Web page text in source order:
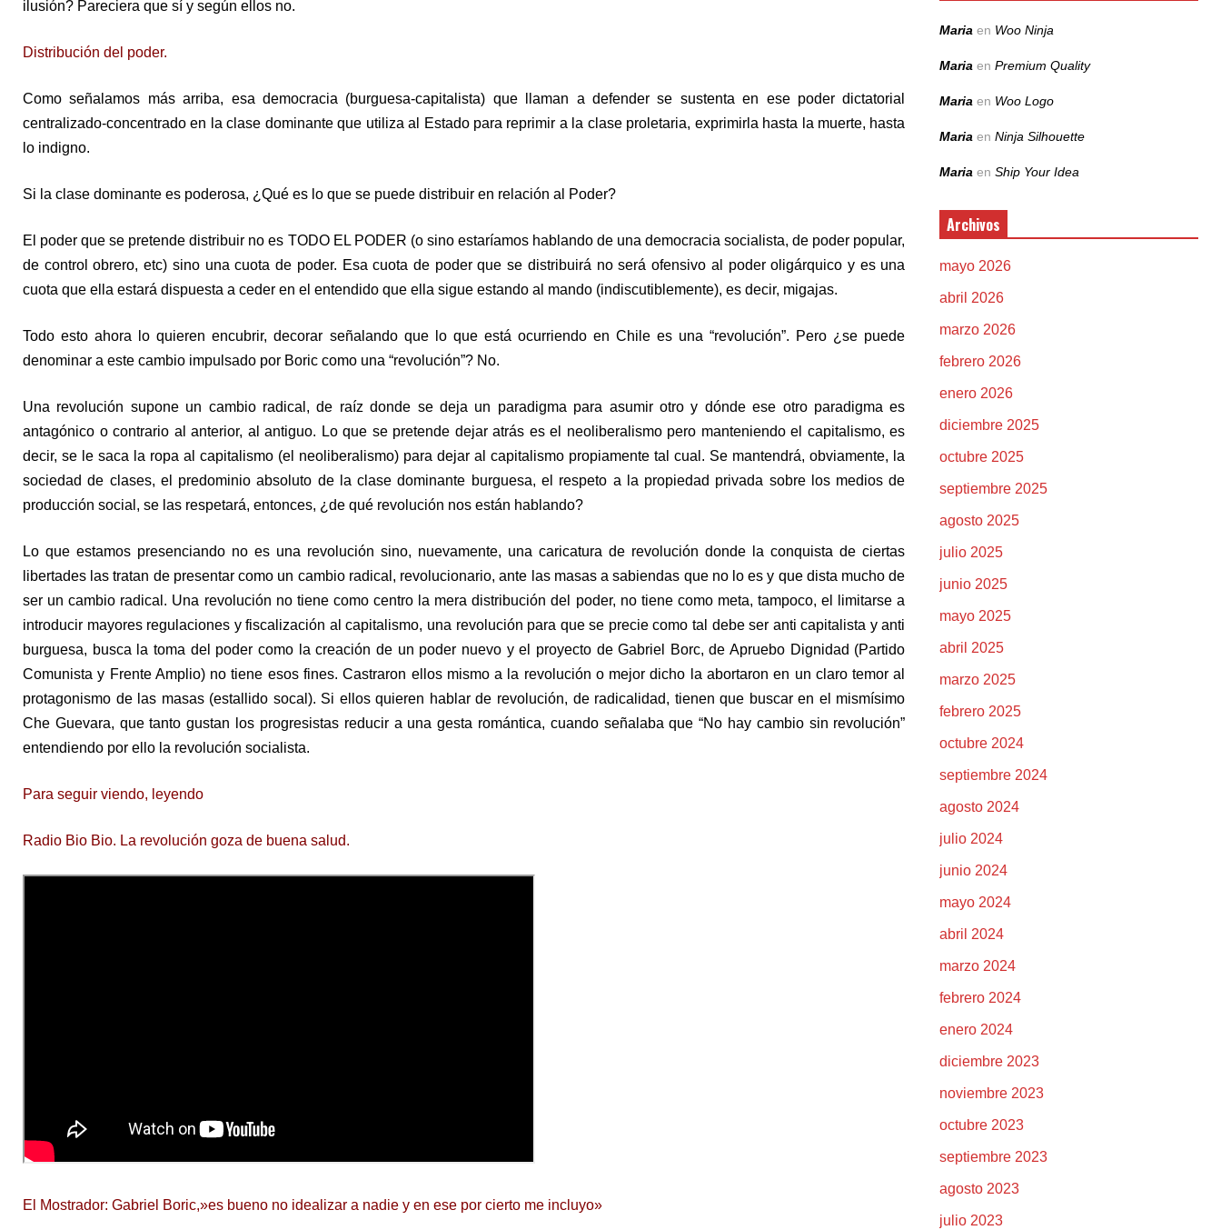
ilusión? Pareciera que sí y según ellos no.
Distribución del poder.
Como señalamos más arriba, esa democracia (burguesa-capitalista) que llaman a defender se sustenta en ese poder dictatorial
centralizado-concentrado en la clase dominante que utiliza al Estado para reprimir a la clase proletaria, exprimirla hasta la muerte, hasta
lo indigno.
Si la clase dominante es poderosa, ¿Qué es lo que se puede distribuir en relación al Poder?
El poder que se pretende distribuir no es TODO EL PODER (o sino estaríamos hablando de una democracia socialista, de poder popular,
de control obrero, etc) sino una cuota de poder. Esa cuota de poder que se distribuirá no será ofensivo al poder oligárquico y es una
cuota que ella estará dispuesta a ceder en el entendido que ella sigue estando al mando (indiscutiblemente), es decir, migajas.
Todo esto ahora lo quieren encubrir, decorar señalando que lo que está ocurriendo en Chile es una “revolución”. Pero ¿se puede
denominar a este cambio impulsado por Boric como una “revolución”? No.
Una revolución supone un cambio radical, de raíz donde se deja un paradigma para asumir otro y dónde ese otro paradigma es
antagónico o contrario al anterior, al antiguo. Lo que se pretende dejar atrás es el neoliberalismo pero manteniendo el capitalismo, es
decir, se le saca la ropa al capitalismo (el neoliberalismo) para dejar al capitalismo propiamente tal cual. Se mantendrá, obviamente, la
sociedad de clases, el predominio absoluto de la clase dominante burguesa, el respeto a la propiedad privada sobre los medios de
producción social, se las respetará, entonces, ¿de qué revolución nos están hablando?
Lo que estamos presenciando no es una revolución sino, nuevamente, una caricatura de revolución donde la conquista de ciertas
libertades las tratan de presentar como un cambio radical, revolucionario, ante las masas a sabiendas que no lo es y que dista mucho de
ser un cambio radical. Una revolución no tiene como centro la mera distribución del poder, no tiene como meta, tampoco, el limitarse a
introducir mayores regulaciones y fiscalización al capitalismo, una revolución para que se precie como tal debe ser anti capitalista y anti
burguesa, busca la toma del poder como la creación de un poder nuevo y el proyecto de Gabriel Borc, de Apruebo Dignidad (Partido
Comunista y Frente Amplio) no tiene esos fines. Castraron ellos mismo a la revolución o mejor dicho la abortaron en un claro temor al
protagonismo de las masas (estallido socal). Si ellos quieren hablar de revolución, de radicalidad, tienen que buscar en el mismísimo
Che Guevara, que tanto gustan los progresistas reducir a una gesta romántica, cuando señalaba que “No hay cambio sin revolución”
entendiendo por ello la revolución socialista.
Para seguir viendo, leyendo
Radio Bio Bio. La revolución goza de buena salud.
El Mostrador: Gabriel Boric,»es bueno no idealizar a nadie y en ese por cierto me incluyo»
Maria en Woo Ninja
Maria enPremium Quality
Maria en Woo Logo
Maria enNinja Silhouette
Maria enShip Your Idea
Archivos
mayo 2026
abril 2026
marzo 2026
febrero 2026
enero 2026
diciembre 2025
octubre 2025
septiembre 2025
agosto 2025
julio 2025
junio 2025
mayo 2025
abril 2025
marzo 2025
febrero 2025
octubre 2024
septiembre 2024
agosto 2024
julio 2024
junio 2024
mayo 2024
abril 2024
marzo 2024
febrero 2024
enero 2024
diciembre 2023
noviembre 2023
octubre 2023
septiembre 2023
agosto 2023
julio 2023